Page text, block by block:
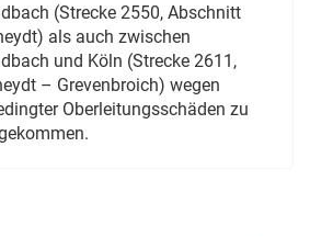
(Strecke 2550, Abschnitt
als auch zwischen
und Köln (Strecke 2611,
– Grevenbroich) wegen
Oberleitungsschäden zu